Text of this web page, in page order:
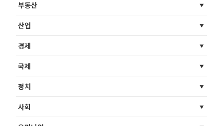
부동산
산업
경제
국제
정치
사회